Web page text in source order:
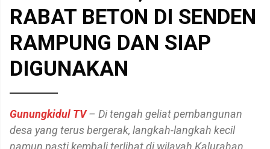
RABAT BETON DI SENDEN
RAMPUNG DAN SIAP
DIGUNAKAN
Gunungkidul TV– Di tengah geliat pembangunan
desa yang terus bergerak, langkah-langkah kecil
namun pasti kembali terlihat di wilayah Kalurahan